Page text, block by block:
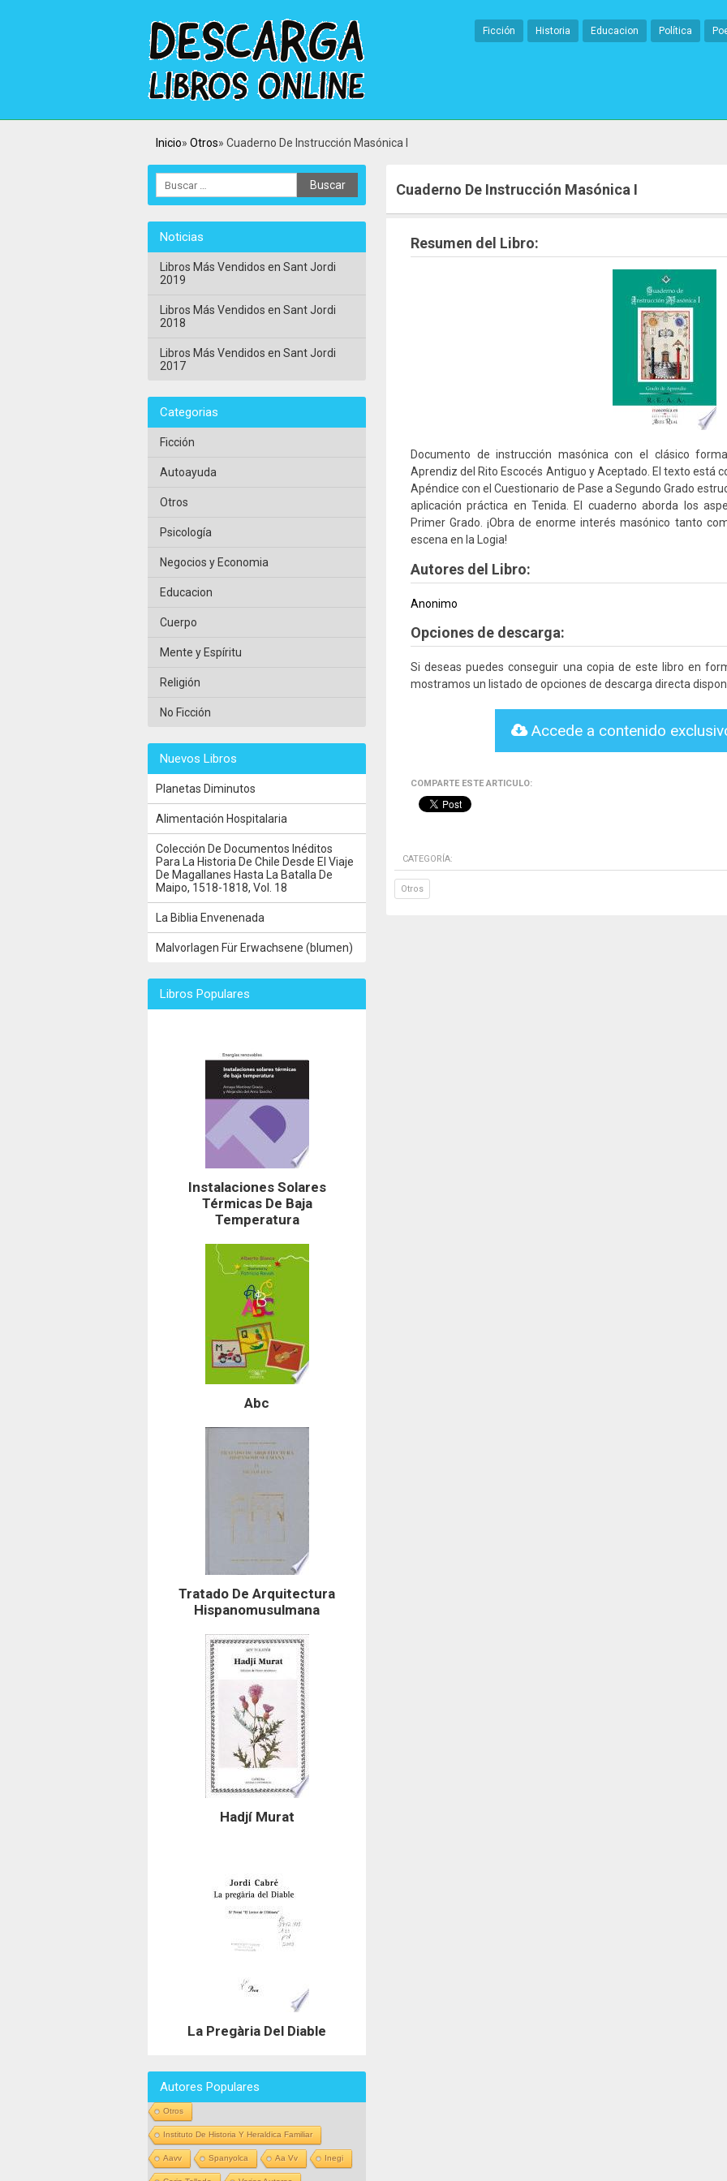
Ficción Historia Educacion Política
Inicio Otros Cuaderno De Instrucción Masónica I
Cuaderno De Instrucción Masónica I
Resumen del Libro:
Documento de instrucción masónica con el clásico
Aprendiz del Rito Escocés Antiguo y Aceptado. El texto está
Apéndice con el Cuestionario de Pase a Segundo Grado
aplicación práctica en Tenida. El cuaderno aborda los
Primer Grado. ¡Obra de enorme interés masónico tanto
escena en la Logia!
Autores del Libro:
Anonimo
Opciones de descarga:
Si deseas puedes conseguir una copia de este libro en
mostramos un listado de opciones de descarga directa
Accede a contenido
COMPARTE ESTE ARTICULO:
CATEGORÍA:
Otros
Noticias
Libros Más Vendidos en Sant Jordi
2019
Libros Más Vendidos en Sant Jordi
2018
Libros Más Vendidos en Sant Jordi
2017
Categorias
Ficción
Autoayuda
Otros
Psicología
Negocios y Economia
Educacion
Cuerpo
Mente y Espíritu
Religión
No Ficción
Nuevos Libros
Planetas Diminutos
Alimentación Hospitalaria
Colección De Documentos Inéditos
Para La Historia De Chile Desde El Viaje
De Magallanes Hasta La Batalla De
Maipo, 1518-1818, Vol. 18
La Biblia Envenenada
Malvorlagen Für Erwachsene (blumen)
Libros Populares
Instalaciones Solares
Térmicas De Baja
Temperatura
Abc
Tratado De Arquitectura
Hispanomusulmana
Hadjí Murat
La Pregària Del Diable
Autores Populares
Otros
Instituto De Historia Y Heraldica Familiar
Aavv Spanyolca Aa Vv Inegi